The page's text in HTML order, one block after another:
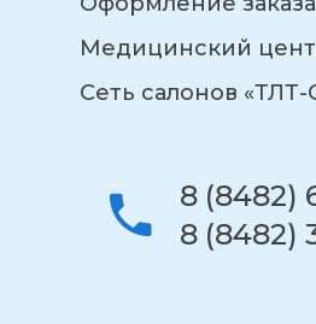
Медицинский
Сеть салонов «ТЛТ-
8 (8482)
8 (8482)